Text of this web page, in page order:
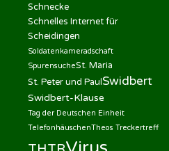
Schnecke
Schnelles Internet für
Scheidingen
Soldatenkameradschaft
SpurensucheSt. Maria
St. Peter und PaulSwidbert
Swidbert-Klause
Tag der Deutschen Einheit
TelefonhäuschenTheos Treckertreff